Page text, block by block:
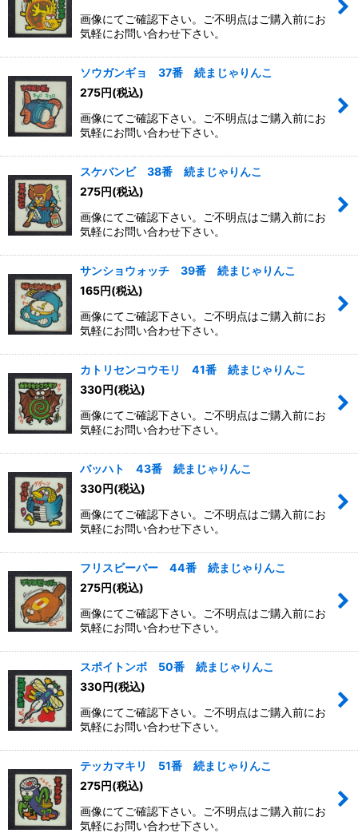
画像にてご確認下さい。ご不明点はご購入前にお
気軽にお問い合わせ下さい。
ソウガンギョ 37番 続まじゃりんこ
275円(税込)
画像にてご確認下さい。ご不明点はご購入前にお
気軽にお問い合わせ下さい。
スケバンビ 38番 続まじゃりんこ
275円(税込)
画像にてご確認下さい。ご不明点はご購入前にお
気軽にお問い合わせ下さい。
サンショウォッチ 39番 続まじゃりんこ
165円(税込)
画像にてご確認下さい。ご不明点はご購入前にお
気軽にお問い合わせ下さい。
カトリセンコウモリ 41番 続まじゃりんこ
330円(税込)
画像にてご確認下さい。ご不明点はご購入前にお
気軽にお問い合わせ下さい。
バッハト 43番 続まじゃりんこ
330円(税込)
画像にてご確認下さい。ご不明点はご購入前にお
気軽にお問い合わせ下さい。
フリスビーバー 44番 続まじゃりんこ
275円(税込)
画像にてご確認下さい。ご不明点はご購入前にお
気軽にお問い合わせ下さい。
スポイトンボ 50番 続まじゃりんこ
330円(税込)
画像にてご確認下さい。ご不明点はご購入前にお
気軽にお問い合わせ下さい。
テッカマキリ 51番 続まじゃりんこ
275円(税込)
画像にてご確認下さい。ご不明点はご購入前にお
気軽にお問い合わせ下さい。